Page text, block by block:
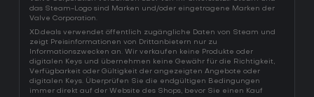
das Steam-Logo sind Marken und/oder eingetragene Marken der
Valve Corporation.
XD.deals verwendet öffentlich zugängliche Daten von Steam und
zeigt Preisinformationen von Drittanbietern nur zu
Informationszwecken an. Wir verkaufen keine Produkte oder
digitalen Keys und übernehmen keine Gewähr für die Richtigkeit,
Verfügbarkeit oder Gültigkeit der angezeigten Angebote oder
digitalen Keys. Überprüfen Sie die endgültigen Bedingungen
immer direkt auf der Website des Shops, bevor Sie einen Kauf